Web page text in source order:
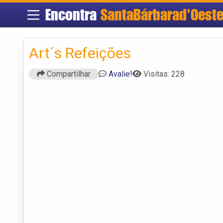
Encontra SantaBárbarad'Oeste
Art´s Refeições
Compartilhar Avalie! Visitas: 228